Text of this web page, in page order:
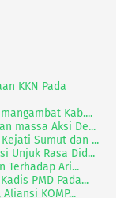
KKN Pada
Kab....
massa Aksi De...
Sumut dan ...
Unjuk Rasa Did...
Terhadap Ari...
PMD Pada...
KOMP...